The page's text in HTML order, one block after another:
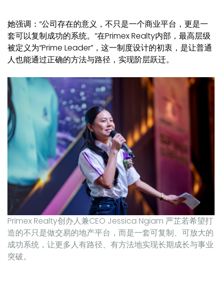
她强调：“公司存在的意义，不只是一个商业平台，更是一
套可以复制成功的系统。”在Primex Realty内部，最高层级
被定义为“Prime Leader”，这一制度设计的初衷，是让普通
人也能通过正确的方法与路径，实现阶层跃迁。
Primex Realty创办人兼CEO Jessica Ngiam 严芷若希望打
造的不只是做交易的地产平台，而是一套可复制、可放大的
成功系统，让更多人有路径、有方法地实现长期成长与事业
突破。